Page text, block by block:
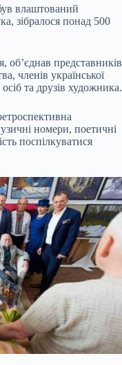
влаштований
зібралося понад 500
об’єднав представників
членів української
та друзів художника.
номери, поетичні
поспілкуватися